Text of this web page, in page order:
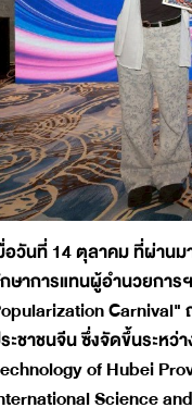
อวันที่ 14 ตุลาคม ที่ผ่าน
ษาการแทนผู้อำนวยการ
Carnival"
ะชาชนจีน ซึ่งจัดขึ้นระหว่
of Hubei
Science